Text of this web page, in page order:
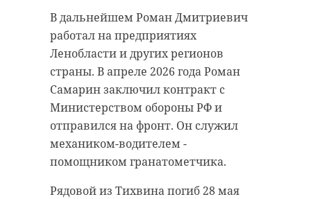
В дальнейшем Роман Дмитриевич
работал на предприятиях
Ленобласти и других регионов
страны. В апреле 2026 года Роман
Самарин заключил контракт с
Министерством обороны РФ и
отправился на фронт. Он служил
механиком-водителем -
помощником гранатометчика.
Рядовой из Тихвина погиб 28 мая